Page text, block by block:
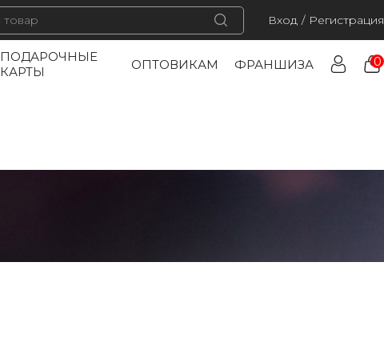
Вход / Регистрация
ПОДАРОЧНЫЕ
КАРТЫ
ОПТОВИКАМ ФРАНШИЗА 0